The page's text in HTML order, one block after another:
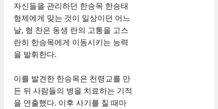
자신들을 관리하던 한승목 한승태
형제에게 맞는 것이 일상이던 어느
날, 형 찬은 동생 란의 고통을 고스
란히 한승목에게 이동시키는 능력
을 발휘한다.
이를 발견한 한승목은 천령교를 만
든 뒤 사람들의 병을 치료하는 기적
을 연출했다. 이후 사기를 칠 때마